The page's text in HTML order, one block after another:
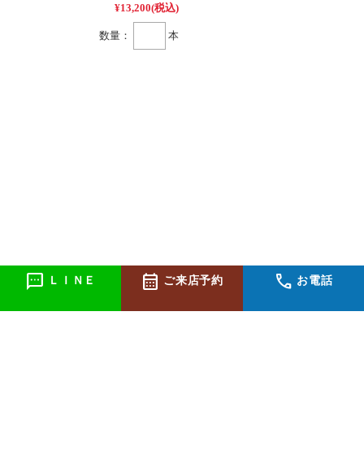
sms ＬＩＮＥ calendar_month ご来店予約 call お電話
¥13,200(税込)
数量： 本